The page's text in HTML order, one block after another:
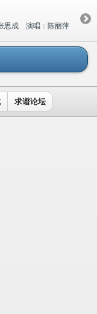
思成 演唱：陈丽萍
求谱论坛